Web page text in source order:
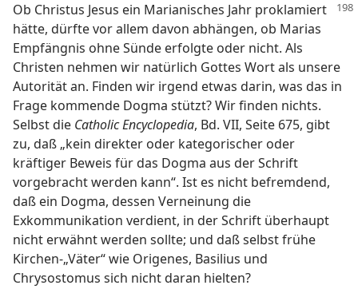
Ob Christus Jesus ein Marianisches Jahr proklamiert
hätte, dürfte vor allem davon abhängen, ob Marias
Empfängnis ohne Sünde erfolgte oder nicht. Als
Christen nehmen wir natürlich Gottes Wort als unsere
Autorität an. Finden wir irgend etwas darin, was das in
Frage kommende Dogma stützt? Wir finden nichts.
Selbst die Catholic Encyclopedia, Bd. VII, Seite 675, gibt
zu, daß „kein direkter oder kategorischer oder
kräftiger Beweis für das Dogma aus der Schrift
vorgebracht werden kann“. Ist es nicht befremdend,
daß ein Dogma, dessen Verneinung die
Exkommunikation verdient, in der Schrift überhaupt
nicht erwähnt werden sollte; und daß selbst frühe
Kirchen-„Väter“ wie Origenes, Basilius und
Chrysostomus sich nicht daran hielten?